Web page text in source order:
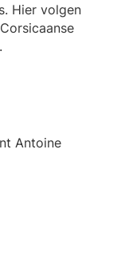
Hier volgen